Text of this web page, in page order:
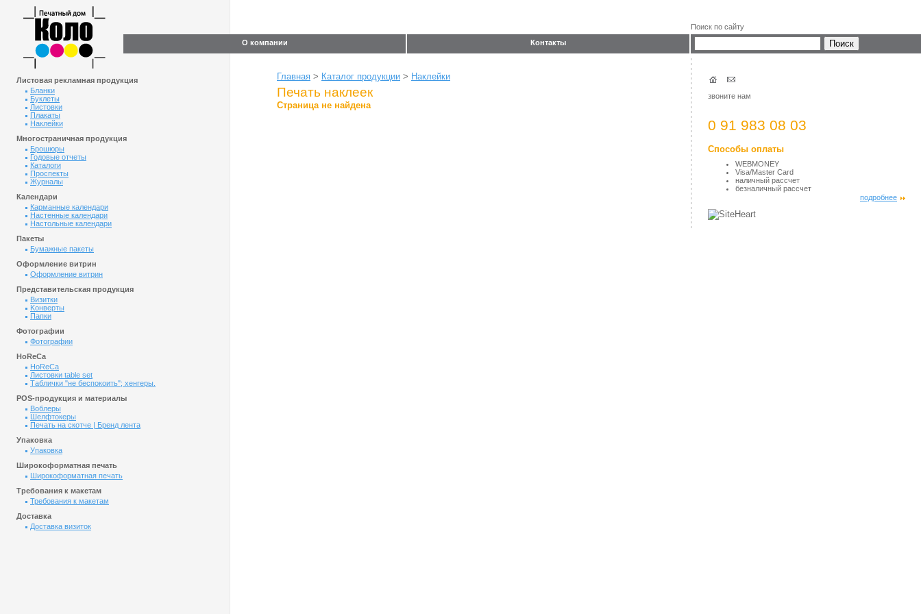
О компании Контакты
Поиск по сайту
Листовая рекламная продукция
Бланки
Буклеты
Листовки
Плакаты
Наклейки
Многостраничная продукция
Брошюры
Годовые отчеты
Каталоги
Проспекты
Журналы
Календари
Карманные календари
Настенные календари
Настольные календари
Пакеты
Бумажные пакеты
Оформление витрин
Оформление витрин
Представительская продукция
Визитки
Kонверты
Папки
Фотографии
Фотографии
HoReCa
HoReCa
Листовки table set
Таблички "не беспокоить"; хенгеры.
POS-продукция и материалы
Воблеры
Шелфтокеры
Печать на скотче | Бренд лента
Упаковка
Упаковка
Широкоформатная печать
Широкоформатная печать
Требования к макетам
Требования к макетам
Доставка
Доставка визиток
Главная > Каталог продукции > Наклейки
Печать наклеек
Страница не найдена
звоните нам
0 91 983 08 03
Способы оплаты
WEBMONEY
Visa/Master Card
наличный рассчет
безналичный рассчет
подробнее